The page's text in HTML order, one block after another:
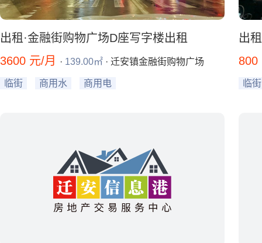
出租·金融街购物广场D座写字楼出租
3600 元/月
· 139.00㎡ · 迁安镇金融街购物广场
临街 商用水 商用电
出
临街